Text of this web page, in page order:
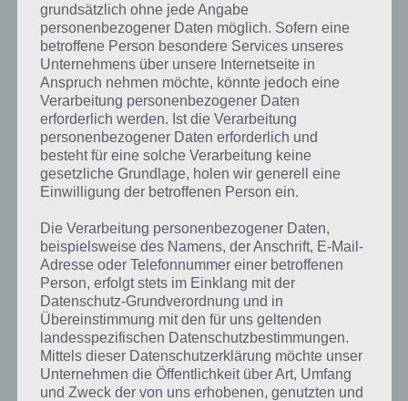
grundsätzlich ohne jede Angabe
personenbezogener Daten möglich. Sofern eine
betroffene Person besondere Services unseres
Unternehmens über unsere Internetseite in
Anspruch nehmen möchte, könnte jedoch eine
Verarbeitung personenbezogener Daten
erforderlich werden. Ist die Verarbeitung
personenbezogener Daten erforderlich und
besteht für eine solche Verarbeitung keine
gesetzliche Grundlage, holen wir generell eine
Einwilligung der betroffenen Person ein.
Die Verarbeitung personenbezogener Daten,
beispielsweise des Namens, der Anschrift, E-Mail-
Adresse oder Telefonnummer einer betroffenen
Person, erfolgt stets im Einklang mit der
Datenschutz-Grundverordnung und in
Übereinstimmung mit den für uns geltenden
landesspezifischen Datenschutzbestimmungen.
Mittels dieser Datenschutzerklärung möchte unser
Unternehmen die Öffentlichkeit über Art, Umfang
und Zweck der von uns erhobenen, genutzten und